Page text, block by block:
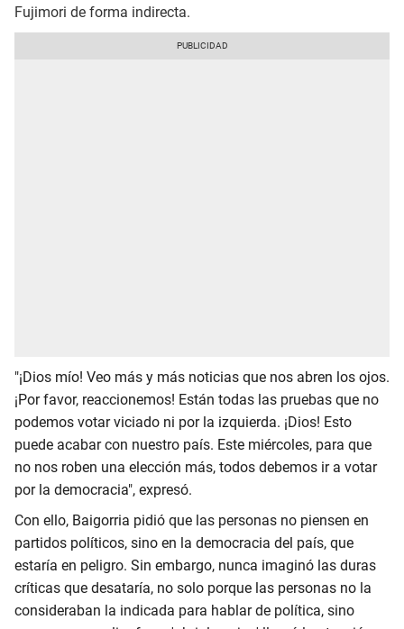
Fujimori de forma indirecta.
"¡Dios mío! Veo más y más noticias que nos abren los ojos.
¡Por favor, reaccionemos! Están todas las pruebas que no
podemos votar viciado ni por la izquierda. ¡Dios! Esto
puede acabar con nuestro país. Este miércoles, para que
no nos roben una elección más, todos debemos ir a votar
por la democracia", expresó.
Con ello, Baigorria pidió que las personas no piensen en
partidos políticos, sino en la democracia del país, que
estaría en peligro. Sin embargo, nunca imaginó las duras
críticas que desataría, no solo porque las personas no la
consideraban la indicada para hablar de política, sino